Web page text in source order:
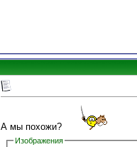
А мы похожи?
Изображения